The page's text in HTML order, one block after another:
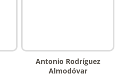
Antonio Rodríguez
Almodóvar